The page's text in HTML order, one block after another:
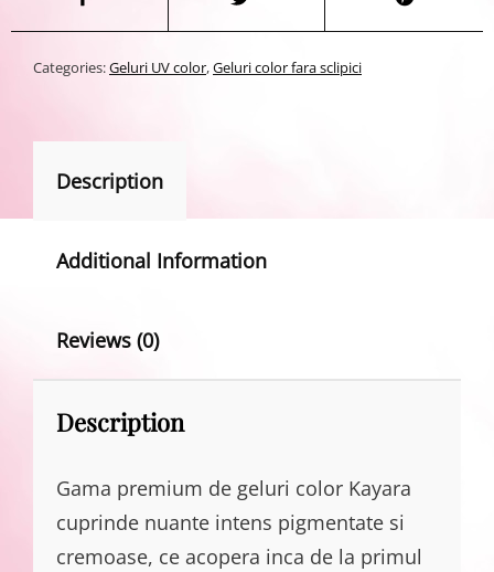
Categories:Geluri UV color,Geluri color fara sclipici
Description
Additional Information
Reviews (0)
Description
Gama premium de geluri color Kayara
cuprinde nuante intens pigmentate si
cremoase, ce acopera inca de la primul